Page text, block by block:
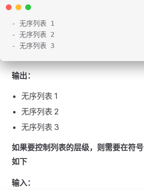
- 无序列表 1
- 无序列表 2
- 无序列表 3
输出：
无序列表 1
无序列表 2
无序列表 3
如果要控制列表的层级，则需要在符号
如下
输入：